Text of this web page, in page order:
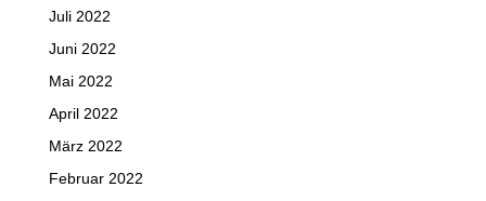
Juli 2022
Juni 2022
Mai 2022
April 2022
März 2022
Februar 2022